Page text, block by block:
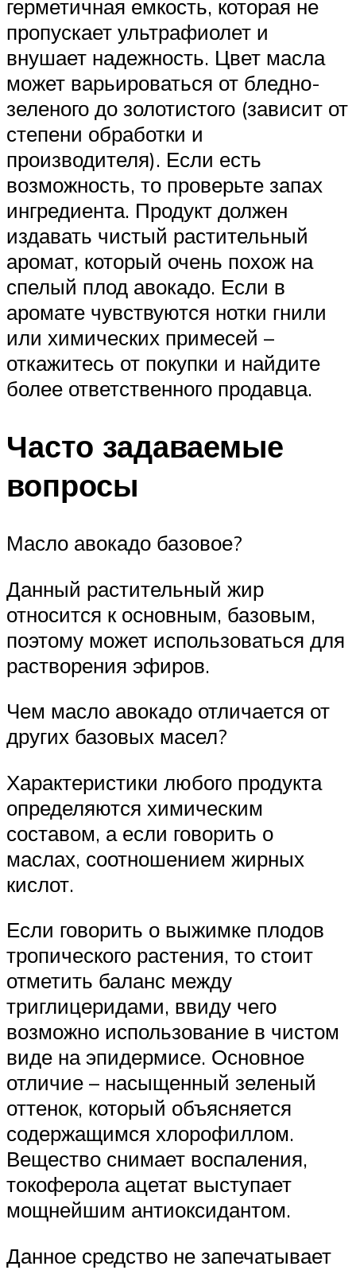
герметичная емкость, которая не
пропускает ультрафиолет и
внушает надежность. Цвет масла
может варьироваться от бледно-
зеленого до золотистого (зависит от
степени обработки и
производителя). Если есть
возможность, то проверьте запах
ингредиента. Продукт должен
издавать чистый растительный
аромат, который очень похож на
спелый плод авокадо. Если в
аромате чувствуются нотки гнили
или химических примесей –
откажитесь от покупки и найдите
более ответственного продавца.
Часто задаваемые
вопросы
Масло авокадо базовое?
Данный растительный жир
относится к основным, базовым,
поэтому может использоваться для
растворения эфиров.
Чем масло авокадо отличается от
других базовых масел?
Характеристики любого продукта
определяются химическим
составом, а если говорить о
маслах, соотношением жирных
кислот.
Если говорить о выжимке плодов
тропического растения, то стоит
отметить баланс между
триглицеридами, ввиду чего
возможно использование в чистом
виде на эпидермисе. Основное
отличие – насыщенный зеленый
оттенок, который объясняется
содержащимся хлорофиллом.
Вещество снимает воспаления,
токоферола ацетат выступает
мощнейшим антиоксидантом.
Данное средство не запечатывает